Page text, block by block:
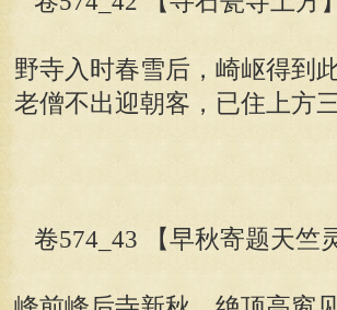
野寺入时春雪后，崎岖得到
老僧不出迎朝客，已住上方
卷574_43 【早秋寄题天竺